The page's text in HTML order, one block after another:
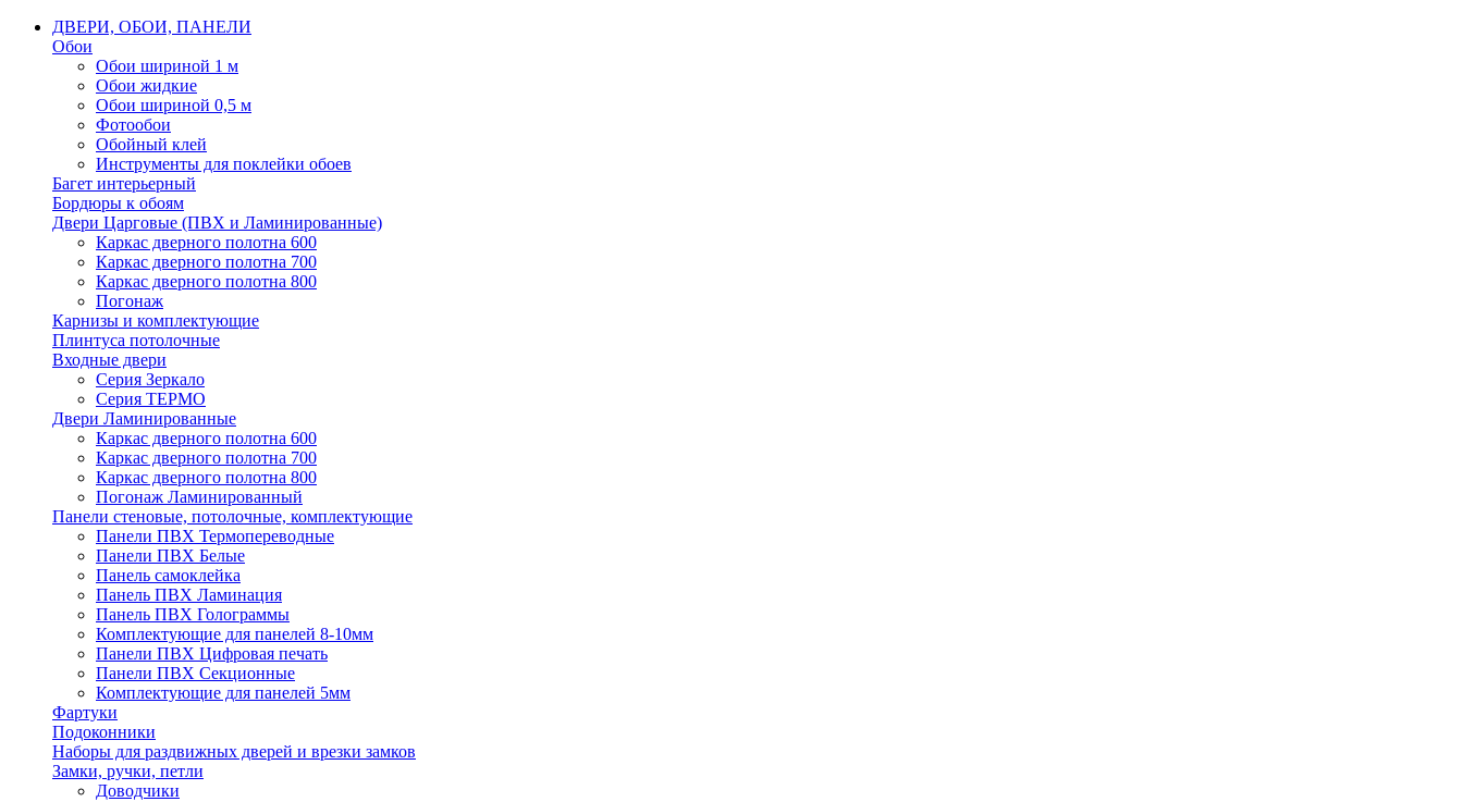
ДВЕРИ, ОБОИ, ПАНЕЛИ
Обои
Обои шириной 1 м
Обои жидкие
Обои шириной 0,5 м
Фотообои
Обойный клей
Инструменты для поклейки обоев
Багет интерьерный
Бордюры к обоям
Двери Царговые (ПВХ и Ламинированные)
Каркас дверного полотна 600
Каркас дверного полотна 700
Каркас дверного полотна 800
Погонаж
Карнизы и комплектующие
Плинтуса потолочные
Входные двери
Серия Зеркало
Серия ТЕРМО
Двери Ламинированные
Каркас дверного полотна 600
Каркас дверного полотна 700
Каркас дверного полотна 800
Погонаж Ламинированный
Панели стеновые, потолочные, комплектующие
Панели ПВХ Термопереводные
Панели ПВХ Белые
Панель самоклейка
Панель ПВХ Ламинация
Панель ПВХ Голограммы
Комплектующие для панелей 8-10мм
Панели ПВХ Цифровая печать
Панели ПВХ Секционные
Комплектующие для панелей 5мм
Фартуки
Подоконники
Наборы для раздвижных дверей и врезки замков
Замки, ручки, петли
Доводчики